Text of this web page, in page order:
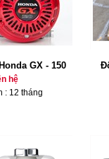
GX - 150
hệ
: 12 tháng